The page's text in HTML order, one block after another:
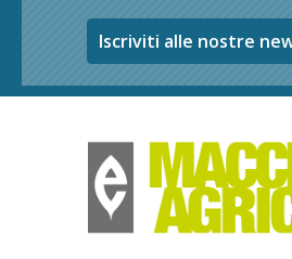
Iscriviti alle nostre